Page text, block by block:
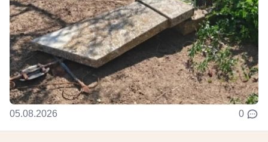
05.08.2026 0